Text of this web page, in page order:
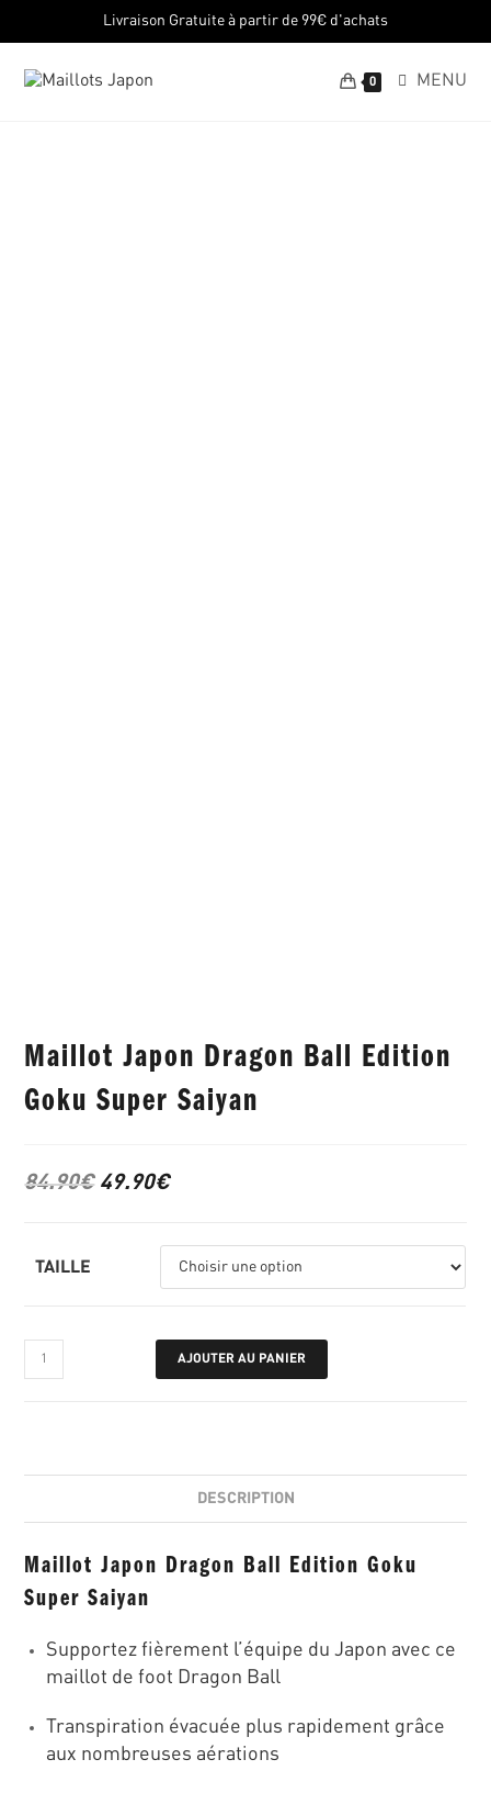
Livraison Gratuite à partir de 99€ d'achats
0 MENU
Maillot Japon Dragon Ball Edition
Goku Super Saiyan
84.90€ 49.90€
TAILLE
AJOUTER AU PANIER
DESCRIPTION
Maillot Japon Dragon Ball Edition Goku
Super Saiyan
Supportez fièrement l’équipe du Japon avec ce
maillot de foot Dragon Ball
Transpiration évacuée plus rapidement grâce
aux nombreuses aérations